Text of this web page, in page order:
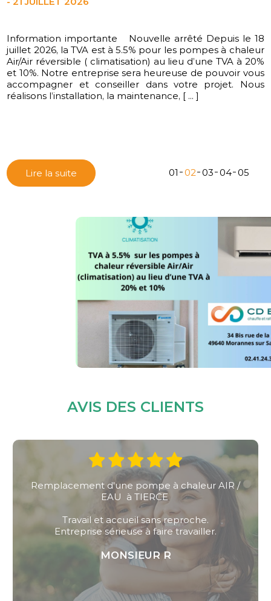
Information importante Nouvelle arrêté Depuis le 18
juillet 2026, la TVA est à 5.5% pour les pompes à chaleur
Air/Air réversible ( climatisation) au lieu d’une TVA à 20%
et 10%. Notre entreprise sera heureuse de pouvoir vous
accompagner et conseiller dans votre projet. Nous
réalisons l’installation, la maintenance, [ ... ]
Lire la suite
L'équipe CD ENERGIES vous souhaite une belle année
2026
01 02 03 04 05
AVIS DES CLIENTS
AIR /
Installation d'une pompe à chaleur air /
remplacement d'une chaudière
Bonne qualité professionnelle.
MONSIEUR TRICOT PIERRE